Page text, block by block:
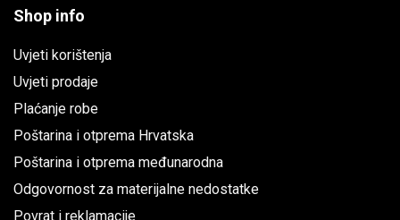
Shop info
Uvjeti korištenja
Uvjeti prodaje
Plaćanje robe
Poštarina i otprema Hrvatska
Poštarina i otprema međunarodna
Odgovornost za materijalne nedostatke
Povrat i reklamacije